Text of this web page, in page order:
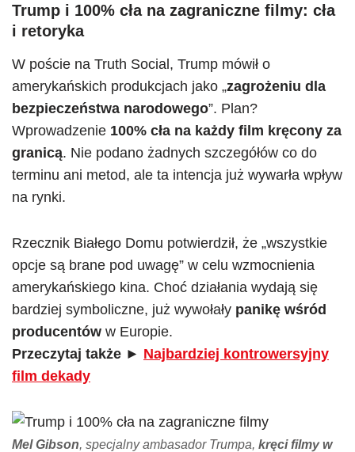
Trump i 100% cła na zagraniczne filmy: cła
i retoryka
W poście na Truth Social, Trump mówił o
amerykańskich produkcjach jako „zagrożeniu dla
bezpieczeństwa narodowego”. Plan?
Wprowadzenie 100% cła na każdy film kręcony za
granicą. Nie podano żadnych szczegółów co do
terminu ani metod, ale ta intencja już wywarła wpływ
na rynki.
Rzecznik Białego Domu potwierdził, że „wszystkie
opcje są brane pod uwagę” w celu wzmocnienia
amerykańskiego kina. Choć działania wydają się
bardziej symboliczne, już wywołały panikę wśród
producentów w Europie.
Przeczytaj także ► Najbardziej kontrowersyjny
film dekady
Mel Gibson, specjalny ambasador Trumpa, kręci filmy w